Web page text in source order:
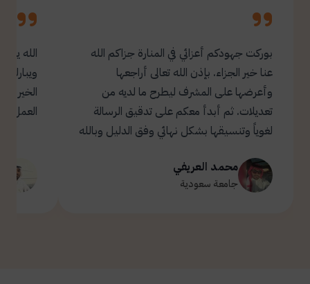
بوركت جهودكم أعزائي في المنارة جزاكم الله
عنا خير الجزاء. بإذن الله تعالى أراجعها
وأعرضها على المشرف ليطرح ما لديه من
تعديلات. ثم أبدأ معكم على تدقيق الرسالة
لغوياً وتنسيقها بشكل نهائي وفق الدليل وبالله
محمد العريفي
جامعة سعودية
الله
العمل.